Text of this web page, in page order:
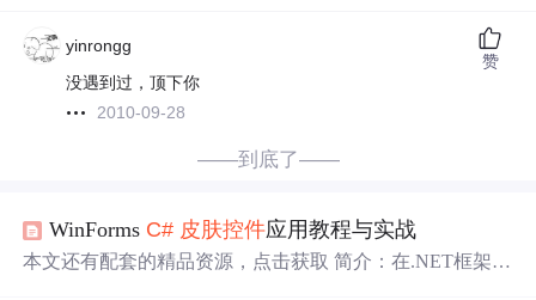
yinrongg
没遇到过，顶下你
2010-09-28
赞
——到底了——
WinForms C# 皮肤控件应用教程与实战
本文还有配套的精品资源，点击获取 简介：在.NET框架的